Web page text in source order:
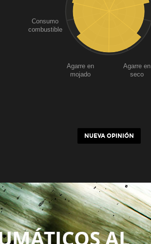
Agarre en
seco
Agarre en
mojado
Consumo
combustible
NUEVA OPINIÓN